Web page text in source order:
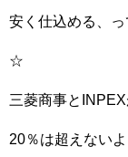
安く仕込める、
☆
三菱商事と
20％は超えない